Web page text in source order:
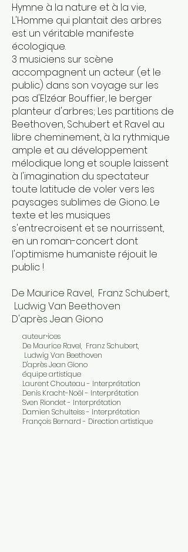
Hymne à la nature et à la vie,
L'Homme qui plantait des arbres
est un véritable manifeste
écologique.
3 musiciens sur scène
accompagnent un acteur (et le
public) dans son voyage sur les
pas d'Elzéar Bouffier, le berger
planteur d'arbres; Les partitions de
Beethoven, Schubert et Ravel au
libre cheminement, à la rythmique
ample et au développement
mélodique long et souple laissent
à l'imagination du spectateur
toute latitude de voler vers les
paysages sublimes de Giono. Le
texte et les musiques
s'entrecroisent et se nourrissent,
en un roman-concert dont
l'optimisme humaniste réjouit le
public !
De Maurice Ravel, Franz Schubert,
Ludwig Van Beethoven
D'après Jean Giono
auteur⸱ices
De Maurice Ravel, Franz Schubert,
Ludwig Van Beethoven
D'après Jean Giono
équipe artistique
Laurent Chouteau - Interprétation
Denis Kracht-Noël - Interprétation
Sven Riondet - Interprétation
Damien Schulteiss - Interprétation
François Bernard - Direction artistique